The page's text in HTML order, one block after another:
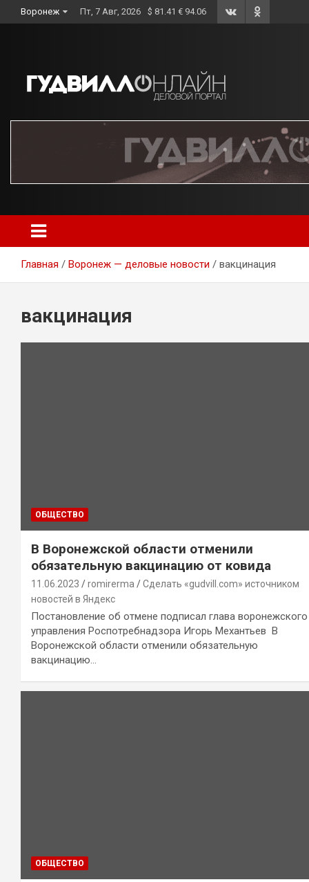
to
Воронеж Пт, 7 Авг, 2026 $ 81.41 € 94.06
Главная Воронеж — деловые новости вакцинация
вакцинация
ОБЩЕСТВО
В Воронежской области отменили
обязательную вакцинацию от ковида
11.06.2023 romirerma
Сделать «gudvill.com» источником
новостей в Яндекс
Постановление об отмене подписал глава воронежского
управления Роспотребнадзора Игорь Механтьев В
Воронежской области отменили обязательную
вакцинацию…
ОБЩЕСТВО